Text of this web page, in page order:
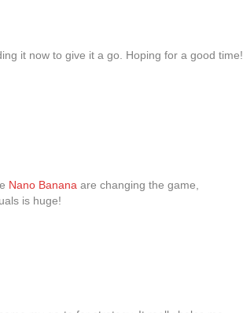
it now to give it a go. Hoping for a good time!
Nano Banana are changing the game,
is huge!